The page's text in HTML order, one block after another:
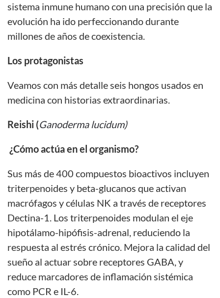
sistema inmune humano con una precisión que la
evolución ha ido perfeccionando durante
millones de años de coexistencia.
Los protagonistas
Veamos con más detalle seis hongos usados en
medicina con historias extraordinarias.
Reishi (Ganoderma lucidum)
¿Cómo actúa en el organismo?
Sus más de 400 compuestos bioactivos incluyen
triterpenoides y beta-glucanos que activan
macrófagos y células NK a través de receptores
Dectina-1. Los triterpenoides modulan el eje
hipotálamo-hipófisis-adrenal, reduciendo la
respuesta al estrés crónico. Mejora la calidad del
sueño al actuar sobre receptores GABA, y
reduce marcadores de inflamación sistémica
como PCR e IL-6.